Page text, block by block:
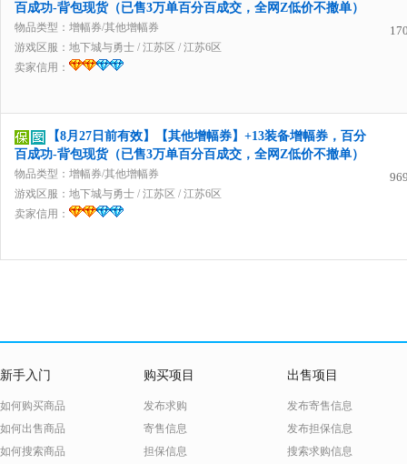
百成功-背包现货（已售3万单百分百成交，全网Z低价不撤单）
物品类型：增幅券/其他增幅券
游戏区服： 地下城与勇士 / 江苏区 / 江苏6区
卖家信用：
【8月27日前有效】【其他增幅券】+13装备增幅券，百分
百成功-背包现货（已售3万单百分百成交，全网Z低价不撤单）
物品类型：增幅券/其他增幅券
游戏区服： 地下城与勇士 / 江苏区 / 江苏6区
卖家信用：
新手入门
如何购买商品
如何出售商品
如何搜索商品
购买项目
发布求购
寄售信息
担保信息
出售项目
发布寄售信息
发布担保信息
搜索求购信息